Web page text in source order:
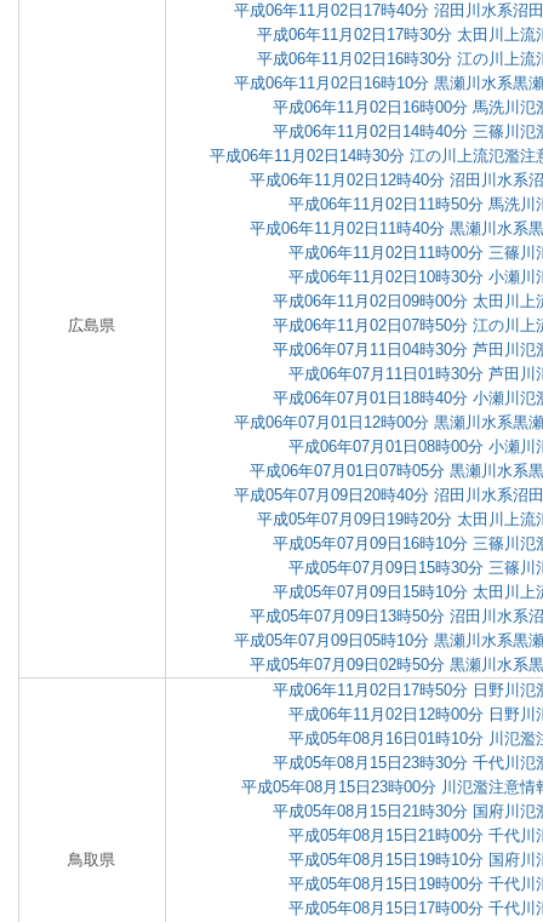
広島県
平成06年11月02日17時40分 沼田川水系沼
平成06年11月02日17時30分 太田川上流
平成06年11月02日16時30分 江の川上流
平成06年11月02日16時10分 黒瀬川水系黒
平成06年11月02日16時00分 馬洗川氾
平成06年11月02日14時40分 三篠川氾
平成06年11月02日14時30分 江の川上流氾濫
平成06年11月02日12時40分 沼田川水系
平成06年11月02日11時50分 馬洗川
平成06年11月02日11時40分 黒瀬川水系
平成06年11月02日11時00分 三篠川
平成06年11月02日10時30分 小瀬川
平成06年11月02日09時00分 太田川上
平成06年11月02日07時50分 江の川上
平成06年07月11日04時30分 芦田川氾
平成06年07月11日01時30分 芦田川
平成06年07月01日18時40分 小瀬川氾
平成06年07月01日12時00分 黒瀬川水系黒
平成06年07月01日08時00分 小瀬川
平成06年07月01日07時05分 黒瀬川水系
平成05年07月09日20時40分 沼田川水系沼
平成05年07月09日19時20分 太田川上流
平成05年07月09日16時10分 三篠川氾
平成05年07月09日15時30分 三篠川
平成05年07月09日15時10分 太田川上
平成05年07月09日13時50分 沼田川水系
平成05年07月09日05時10分 黒瀬川水系黒
平成05年07月09日02時50分 黒瀬川水系
鳥取県
平成06年11月02日17時50分 日野川氾
平成06年11月02日12時00分 日野川
平成05年08月16日01時10分 川氾濫
平成05年08月15日23時30分 千代川氾
平成05年08月15日23時00分 川氾濫注意
平成05年08月15日21時30分 国府川氾
平成05年08月15日21時00分 千代川
平成05年08月15日19時10分 国府川
平成05年08月15日19時00分 千代川
平成05年08月15日17時00分 千代川